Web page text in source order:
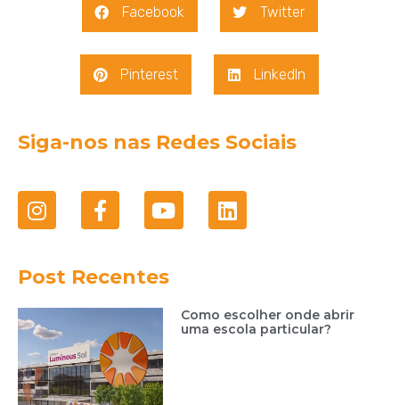
Facebook Twitter
Pinterest LinkedIn
Siga-nos nas Redes Sociais
Post Recentes
Como escolher onde abrir
uma escola particular?